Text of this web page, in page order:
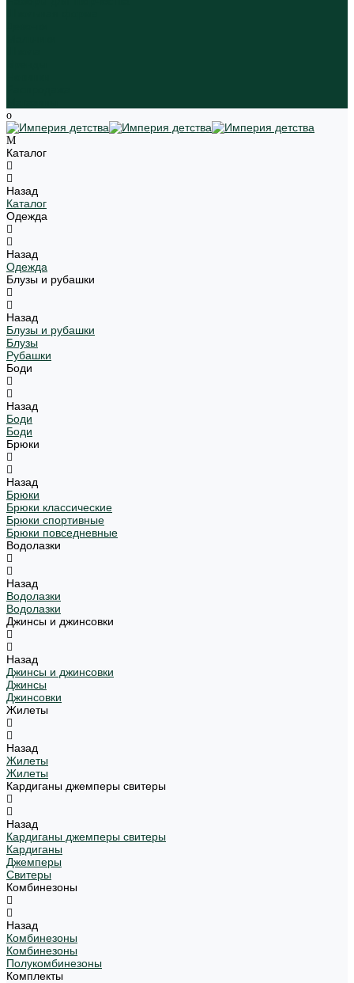
Каталог
Назад
Каталог
Одежда
Назад
Одежда
Блузы и рубашки
Назад
Блузы и рубашки
Блузы
Рубашки
Боди
Назад
Боди
Боди
Брюки
Назад
Брюки
Брюки классические
Брюки спортивные
Брюки повседневные
Водолазки
Назад
Водолазки
Водолазки
Джинсы и джинсовки
Назад
Джинсы и джинсовки
Джинсы
Джинсовки
Жилеты
Назад
Жилеты
Жилеты
Кардиганы джемперы свитеры
Назад
Кардиганы джемперы свитеры
Кардиганы
Джемперы
Свитеры
Комбинезоны
Назад
Комбинезоны
Комбинезоны
Полукомбинезоны
Комплекты